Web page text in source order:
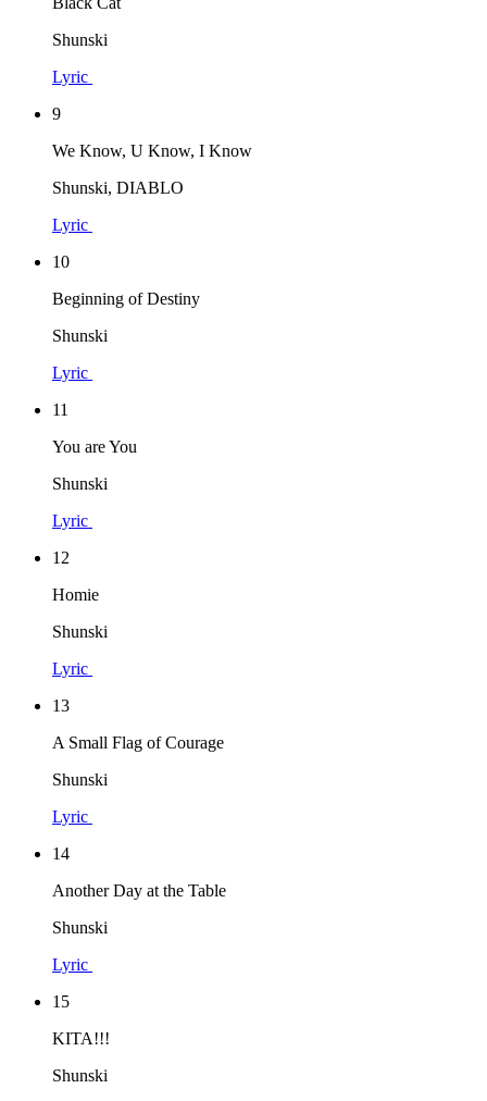
Shunski
Lyric
9
We Know, U Know, I Know
Shunski, DIABLO
Lyric
10
Beginning of Destiny
Shunski
Lyric
11
You are You
Shunski
Lyric
12
Homie
Shunski
Lyric
13
A Small Flag of Courage
Shunski
Lyric
14
Another Day at the Table
Shunski
Lyric
15
KITA!!!
Shunski